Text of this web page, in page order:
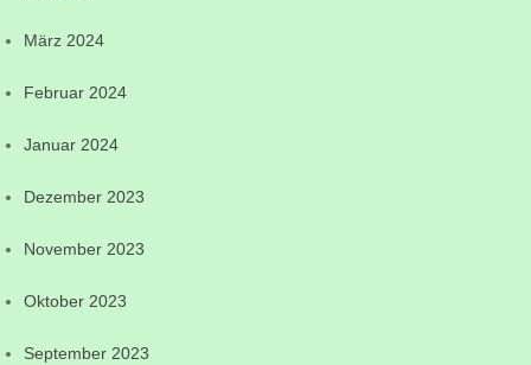
März 2024
Februar 2024
Januar 2024
Dezember 2023
November 2023
Oktober 2023
September 2023